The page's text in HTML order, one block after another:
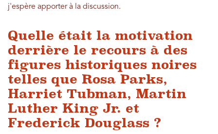
j'espère apporter à la discussion.
Quelle était la motivation
derrière le recours à des
figures historiques noires
telles que Rosa Parks,
Harriet Tubman, Martin
Luther King Jr. et
Frederick Douglass ?